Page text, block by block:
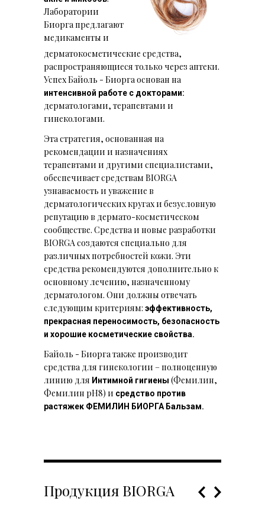
Лаборатории
Биорга предлагают
медикаменты и
дерматокосметические средства,
распространяющиеся только через аптеки.
Успех Байоль - Биорга основан на
интенсивной работе с докторами:
дерматологами, терапевтами и
гинекологами.
Эта стратегия, основанная на
рекомендации и назначениях
терапевтами и другими специалистами,
обеспечивает средствам BIORGA
узнаваемость и уважение в
дерматологических кругах и безусловную
репутацию в дермато-косметическом
сообществе. Cредства и новые разработки
BIORGA создаются специально для
различных потребностей кожи. Эти
средства рекомендуются дополнительно к
основному лечению, назначенному
дерматологом. Они должны отвечать
следующим критериям: эффективность,
прекрасная переносимость, безопасность
и хорошие косметические свойства.
Байоль - Биорга также производит
средства для гинекологии – полноценную
линию для Интимной гигиены (Фемилин,
Фемилин рН8) и средство против
растяжек ФЕМИЛИН БИОРГА Бальзам.
Продукция BIORGA